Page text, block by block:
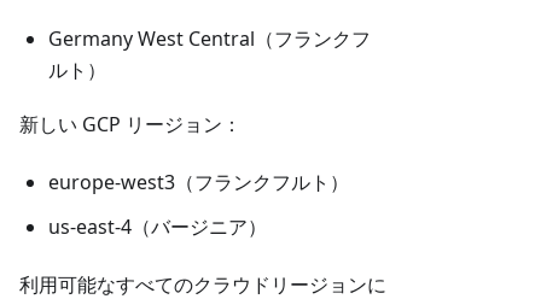
Germany West Central（フランクフ
ルト）
新しい GCP リージョン：
europe-west3（フランクフルト）
us-east-4（バージニア）
利用可能なすべてのクラウドリージョンに